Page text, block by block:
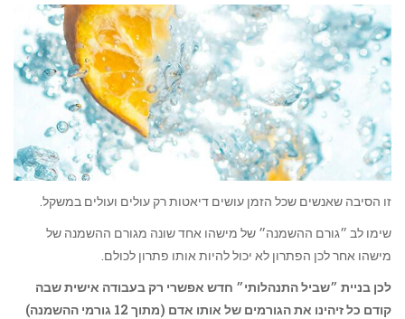
זו הסיבה שאנשים שכל הזמן עושים דיאטות רק עולים ועולים במשקל.
שימו לב ״גורם ההשמנה״ של מישהו אחד שונה מגורם ההשמנה של
מישהו אחר לכן הפתרון לא יכול להיות אותו פתרון לכולם.
לכן בניית ״שביל התנהלותי״ חדש אפשרי רק בעבודה אישית שבה
קודם כל זיהינו את הגורמים של אותו אדם (מתוך 12 גורמי ההשמנה)